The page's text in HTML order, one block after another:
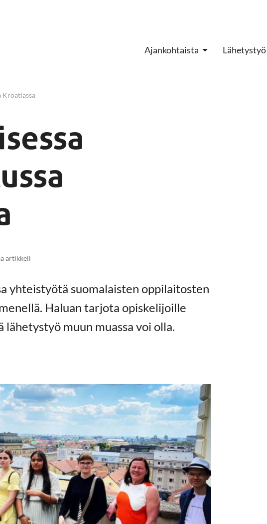
Ajankohtaista Lähetystyö
Kroatiassa
artikkeli
yhteistyötä suomalaisten oppilaitosten
Haluan tarjota opiskelijoille
muun muassa voi olla.